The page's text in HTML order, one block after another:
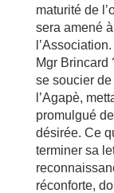
maturité de
sera amené
Mgr Brincard
se soucier
l’Agapè,
promulgué
désirée. Ce
terminer sa
réconforte,